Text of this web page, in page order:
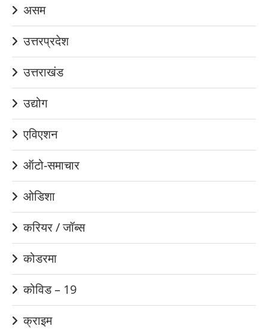
असम
उत्तरप्रदेश
उत्तराखंड
उद्योग
एविएशन
ऑटो-समाचार
ओडिशा
करियर / जॉब्स
कोडरमा
कोविड – 19
क्राइम